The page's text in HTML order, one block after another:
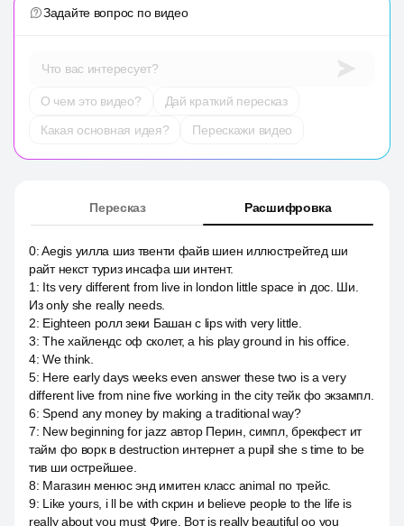
Задайте вопрос по видео
Что вас интересует?
О чем это видео?
Дай краткий пересказ
Какая основная идея?
Перескажи видео
Пересказ Расшифровка
0:Aegis уилла шиз твенти файв шиен иллюстрейтед ши
райт некст туриз инсафа ши интент.
1 : Its very different from live in london little space in дос. Ши.
Из only she really needs.
2: Eighteen ролл зеки Башан с lips with very little.
3:The хайлендс оф сколет, а his play ground in his office.
4:We think.
5: Here early days weeks even answer these two is a very
different live from nine five working in the city тейк фо экзампл.
6:Spend any money by making a traditional way?
7: New beginning for jazz автор Перин, симпл, брекфест ит
тайм фо ворк в destruction интернет a pupil she s time to be
тив ши острейшее.
8: Магазин менюс энд имитен класс animal по трейс.
9: Like yours, i ll be with скрин и believe people to the life is
really about you must Фиге. Вот is really beautiful оо you